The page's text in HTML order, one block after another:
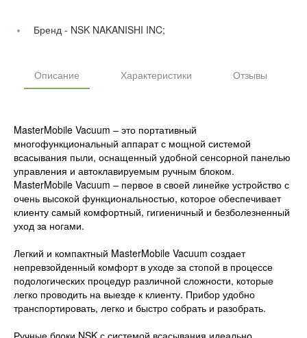
Бренд - NSK NAKANISHI INC;
Описание Характеристики Отзывы
MasterMobile Vacuum – это портативный
многофункциональный аппарат с мощной системой
всасывания пыли, оснащенный удобной сенсорной панелью
управления и автоклавируемым ручным блоком.
MasterMobile Vacuum – первое в своей линейке устройство с
очень высокой функциональностью, которое обеспечивает
клиенту самый комфортный, гигиеничный и безболезненный
уход за ногами.
Легкий и компактный MasterMobile Vacuum создает
непревзойденный комфорт в уходе за стопой в процессе
подологических процедур различной сложности, которые
легко проводить на выезде к клиенту. Прибор удобно
транспортировать, легко и быстро собрать и разобрать.
Ручные блоки NSK с системой всасывания идеально